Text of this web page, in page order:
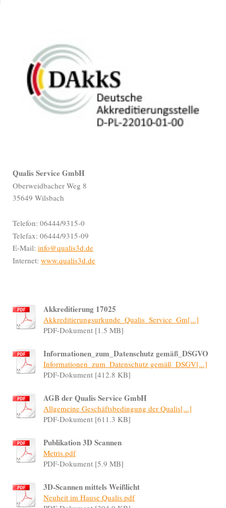
Qualis Service GmbH
Oberweidbacher Weg 8
35649 Wilsbach
Telefon: 06444/9315-0
Telefax: 06444/9315-09
E-Mail: info@qualis3d.de
Internet: www.qualis3d.de
Akkreditierung 17025
Akkreditierungsurkunde_Qualis_Service_Gm[...]
PDF-Dokument [1.5 MB]
Informationen_zum_Datenschutz gemäß_DSGVO
Informationen_zum_Datenschutz gemäß_DSGV[...]
PDF-Dokument [412.8 KB]
AGB der Qualis Service GmbH
Allgemeine Geschäftsbedingung der Qualis[...]
PDF-Dokument [611.3 KB]
Publikation 3D Scannen
Metris.pdf
PDF-Dokument [5.9 MB]
3D-Scannen mittels Weißlicht
Neuheit im Hause Qualis.pdf